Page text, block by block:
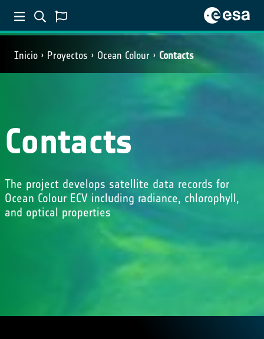
Inicio Proyectos Ocean Colour Contacts
Contacts
The project develops satellite data records for
Ocean Colour ECV including radiance, chlorophyll,
and optical properties